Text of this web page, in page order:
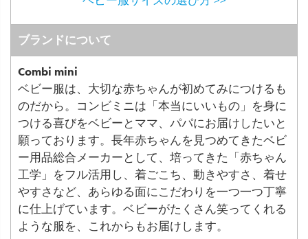
ブランドについて
Combi mini
ベビー服は、大切な赤ちゃんが初めてみにつけるも
のだから。コンビミニは「本当にいいもの」を身に
つける喜びをベビーとママ、パパにお届けしたいと
願っております。長年赤ちゃんを見つめてきたベビ
ー用品総合メーカーとして、培ってきた「赤ちゃん
工学」をフル活用し、着ごこち、動きやすさ、着せ
やすさなど、あらゆる面にこだわりを一つ一つ丁寧
に仕上げています。ベビーがたくさん笑ってくれる
ような服を、これからもお届けします。